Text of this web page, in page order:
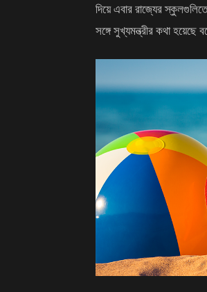
দিয়ে এবার রাজ্যের
সঙ্গে সুখ্যমন্ত্রীর কথা হয়েছে